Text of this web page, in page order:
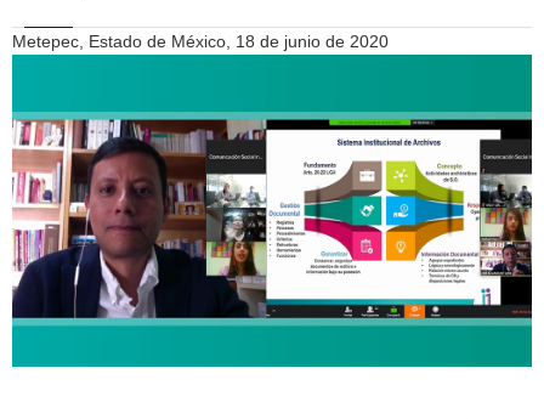
Metepec, Estado de México, 18 de junio de 2020